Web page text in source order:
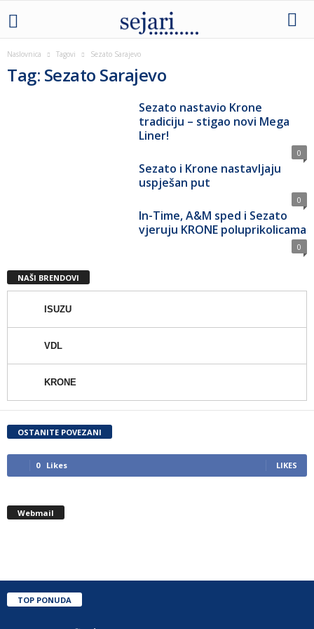
Naslovnica Tagovi Sezato Sarajevo
Tag: Sezato Sarajevo
Sezato nastavio Krone
tradiciju – stigao novi Mega
Liner!
0
Sezato i Krone nastavljaju
uspješan put
0
In-Time, A&M sped i Sezato
vjeruju KRONE poluprikolicama
0
NAŠI BRENDOVI
ISUZU
VDL
KRONE
OSTANITE POVEZANI
0 Likes LIKES
Webmail
TOP PONUDA